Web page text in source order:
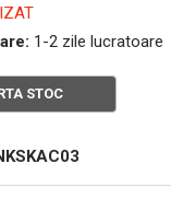
1-2 zile lucratoare
STOC